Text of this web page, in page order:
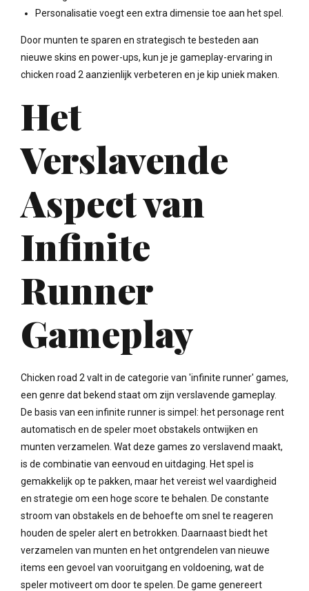
Personalisatie voegt een extra dimensie toe aan het spel.
Door munten te sparen en strategisch te besteden aan
nieuwe skins en power-ups, kun je je gameplay-ervaring in
chicken road 2 aanzienlijk verbeteren en je kip uniek maken.
Het
Verslavende
Aspect van
Infinite
Runner
Gameplay
Chicken road 2 valt in de categorie van 'infinite runner' games,
een genre dat bekend staat om zijn verslavende gameplay.
De basis van een infinite runner is simpel: het personage rent
automatisch en de speler moet obstakels ontwijken en
munten verzamelen. Wat deze games zo verslavend maakt,
is de combinatie van eenvoud en uitdaging. Het spel is
gemakkelijk op te pakken, maar het vereist wel vaardigheid
en strategie om een hoge score te behalen. De constante
stroom van obstakels en de behoefte om snel te reageren
houden de speler alert en betrokken. Daarnaast biedt het
verzamelen van munten en het ontgrendelen van nieuwe
items een gevoel van vooruitgang en voldoening, wat de
speler motiveert om door te spelen. De game genereert